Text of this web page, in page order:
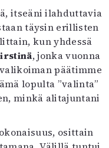
itseäni ilahduttavia
täysin erillisten
kun yhdessä
, jonka vuonna
päätimme
lopulta ”valinta”
minkä alitajuntani
osittain